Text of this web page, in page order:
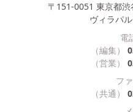
〒151-0051 東京都
ヴィラパ
電
（編集）
（営業）
フ
（共通）